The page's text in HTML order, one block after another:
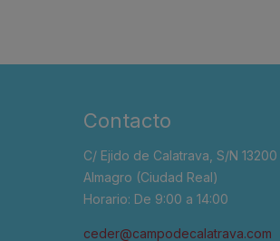
Contacto
C/ Ejido de Calatrava, S/N 13200
Almagro (Ciudad Real)
Horario: De 9:00 a 14:00
ceder@campodecalatrava.com